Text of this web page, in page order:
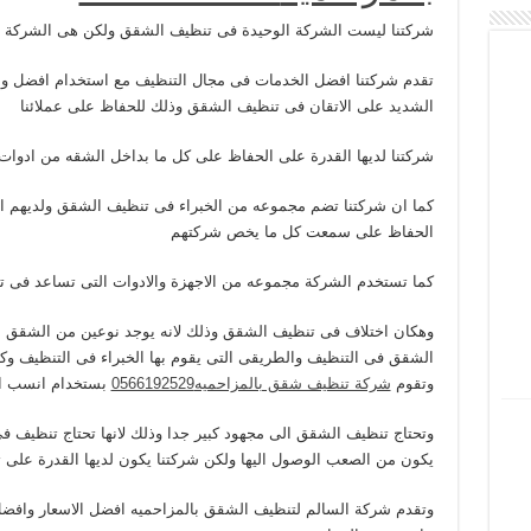
شركتنا ليست الشركة الوحيدة فى تنظيف الشقق ولكن هى الشركة
تقدم شركتنا افضل الخدمات فى مجال التنظيف مع استخدام افضل
الشديد على الاتقان فى تنظيف الشقق وذلك للحفاظ على عملائنا
شركتنا لديها القدرة على الحفاظ على كل ما بداخل الشقه من
كما ان شركتنا تضم مجموعه من الخبراء فى تنظيف الشقق ولديهم
الحفاظ على سمعت كل ما يخص شركتهم
كما تستخدم الشركة مجموعه من الاجهزة والادوات التى تساعد
وهكان اختلاف فى تنظيف الشقق وذلك لانه يوجد نوعين من
الشقق فى التنظيف والطريقى التى يقوم بها الخبراء فى التنظيف
وتقوم شركة تنظيف شقق بالمزاحميه0566192529 بستخدام انسب
وتحتاج تنظيف الشقق الى مجهود كبير جدا وذلك لانها تحتاج
يكون من الصعب الوصول اليها ولكن شركتنا يكون لديها القدرة
وتقدم شركة السالم لتنظيف الشقق بالمزاحميه افضل الاسعار